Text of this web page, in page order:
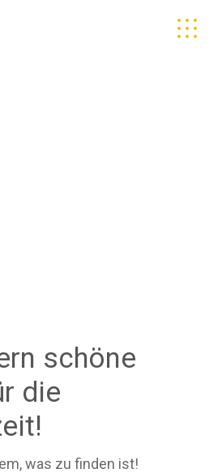
schöne
die
was zu finden ist!